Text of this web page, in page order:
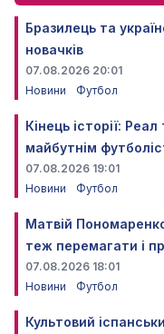
Бразилець та
новачків
07.08.2026 20:01
Новини
Футбол
Кінець історії:
майбутнім
07.08.2026 19:01
Новини
Футбол
Матвій
теж перемагати і
07.08.2026 18:01
Новини
Футбол
Культовий